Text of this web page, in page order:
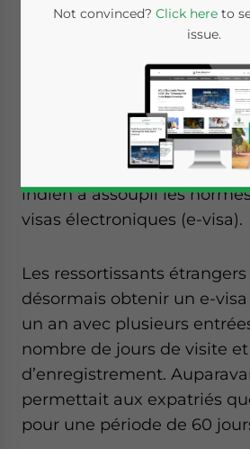
Écrit par :Dezan Shira &
Fatma Gueye
Dans le but de permettre
rapide et plus pratique des
visite d’affaires en Inde, le
indien a assoupli les
visas électroniques (e-visa).
Les ressortissants
désormais obtenir un e-visa
un an avec plusieurs
nombre de jours de visite
d’enregistrement.
permettait aux expatriés
pour une période de 60
Not convinced? Click hereto
issue.